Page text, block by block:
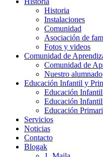
Historia
Instalaciones
Comunidad
Asociación de
Fotos y videos
Comunidad de
Comunidad de
Nuestro alumnado
Educación Infantil y
Educación
Educación
Educación
Servicios
Noticias
Contacto
Blogak